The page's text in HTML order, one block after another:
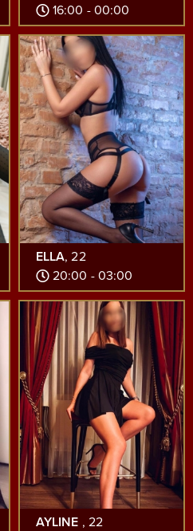
16:00 - 00:00
ELLA, 22
20:00 - 03:00
AYLINE , 22